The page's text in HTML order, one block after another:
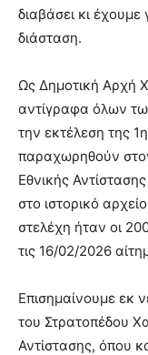
διαβάσει κι
διάσταση.
Ως Δημοτική Αρχή
αντίγραφα όλων
την εκτέλεση της
παραχωρηθούν
Εθνικής
στο ιστορικό
στελέχη ήταν οι
τις 16/02/2026
Επισημαίνουμε εκ
του Στρατοπέδου
Αντίστασης, όπου